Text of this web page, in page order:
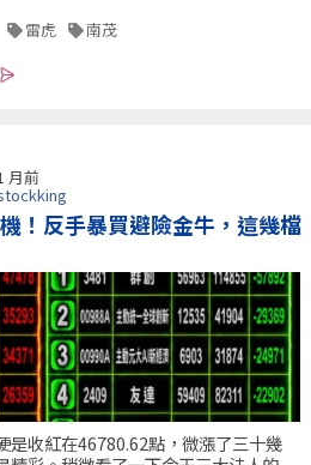
雷虎 南茂
月前
！反手暴買避險金牛，這幾檔
是收紅在46780.62點，微漲了三十幾